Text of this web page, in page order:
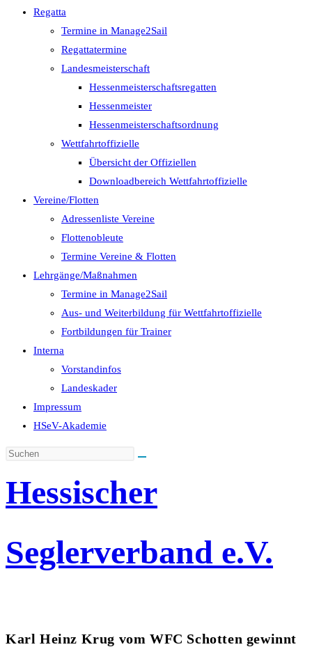
Regatta
Termine in Manage2Sail
Regattatermine
Landesmeisterschaft
Hessenmeisterschaftsregatten
Hessenmeister
Hessenmeisterschaftsordnung
Wettfahrtoffizielle
Übersicht der Offiziellen
Downloadbereich Wettfahrtoffizielle
Vereine/Flotten
Adressenliste Vereine
Flottenobleute
Termine Vereine & Flotten
Lehrgänge/Maßnahmen
Termine in Manage2Sail
Aus- und Weiterbildung für Wettfahrtoffizielle
Fortbildungen für Trainer
Interna
Vorstandinfos
Landeskader
Impressum
HSeV-Akademie
Hessischer
Seglerverband e.V.
Karl Heinz Krug vom WFC Schotten gewinnt